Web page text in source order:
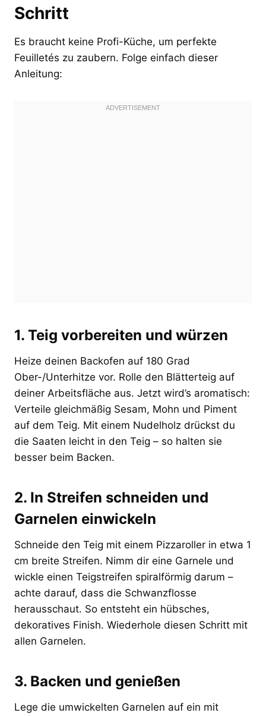
Schritt
Es braucht keine Profi-Küche, um perfekte
Feuilletés zu zaubern. Folge einfach dieser
Anleitung:
1. Teig vorbereiten und würzen
Heize deinen Backofen auf 180 Grad
Ober-/Unterhitze vor. Rolle den Blätterteig auf
deiner Arbeitsfläche aus. Jetzt wird’s aromatisch:
Verteile gleichmäßig Sesam, Mohn und Piment
auf dem Teig. Mit einem Nudelholz drückst du
die Saaten leicht in den Teig – so halten sie
besser beim Backen.
2. In Streifen schneiden und
Garnelen einwickeln
Schneide den Teig mit einem Pizzaroller in etwa 1
cm breite Streifen. Nimm dir eine Garnele und
wickle einen Teigstreifen spiralförmig darum –
achte darauf, dass die Schwanzflosse
herausschaut. So entsteht ein hübsches,
dekoratives Finish. Wiederhole diesen Schritt mit
allen Garnelen.
3. Backen und genießen
Lege die umwickelten Garnelen auf ein mit